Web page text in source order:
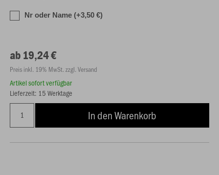
Nr oder Name (+3,50 €)
ab 19,24 €
Preis inkl. 19% MwSt. zzgl. Versand
Artikel sofort verfügbar
Lieferzeit: 15 Werktage
In den Warenkorb